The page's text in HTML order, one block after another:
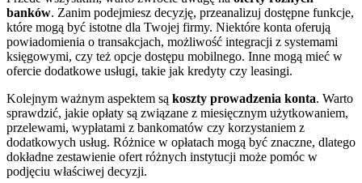
banków. Zanim podejmiesz decyzję, przeanalizuj dostępne funkcje,
które mogą być istotne dla Twojej firmy. Niektóre konta oferują
powiadomienia o transakcjach, możliwość integracji z systemami
księgowymi, czy też opcje dostępu mobilnego. Inne mogą mieć w
ofercie dodatkowe usługi, takie jak kredyty czy leasingi.
Kolejnym ważnym aspektem są koszty prowadzenia konta. Warto
sprawdzić, jakie opłaty są związane z miesięcznym użytkowaniem,
przelewami, wypłatami z bankomatów czy korzystaniem z
dodatkowych usług. Różnice w opłatach mogą być znaczne, dlatego
dokładne zestawienie ofert różnych instytucji może pomóc w
podjęciu właściwej decyzji.